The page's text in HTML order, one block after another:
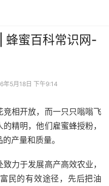
蜂蜜百科常识网-
年5月18日 下午9:14
相开放，而一只只嗡嗡飞
精明，他们雇蜜蜂授粉，
产量和质量。
力于发展高产高效农业，
民的有效途径，先后把油